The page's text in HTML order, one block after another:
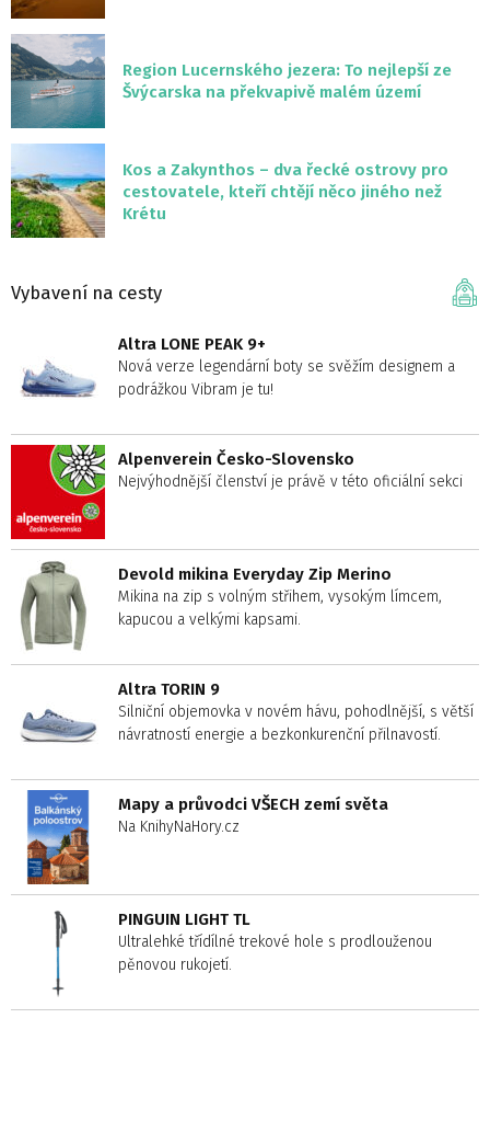
Region Lucernského jezera: To nejlepší ze
Švýcarska na překvapivě malém území
Kos a Zakynthos – dva řecké ostrovy pro
cestovatele, kteří chtějí něco jiného než
Krétu
Vybavení na cesty
Altra LONE PEAK 9+
Nová verze legendární boty se svěžím designem a
podrážkou Vibram je tu!
Alpenverein Česko-Slovensko
Nejvýhodnější členství je právě v této oficiální sekci
Devold mikina Everyday Zip Merino
Mikina na zip s volným střihem, vysokým límcem,
kapucou a velkými kapsami.
Altra TORIN 9
Silniční objemovka v novém hávu, pohodlnější, s větší
návratností energie a bezkonkurenční přilnavostí.
Mapy a průvodci VŠECH zemí světa
Na KnihyNaHory.cz
PINGUIN LIGHT TL
Ultralehké třídílné trekové hole s prodlouženou
pěnovou rukojetí.